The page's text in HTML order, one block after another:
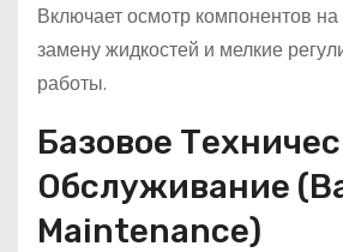
Включает осмотр компонентов
замену жидкостей и мелкие
работы.
Базовое
Обслуживание
Maintenance)